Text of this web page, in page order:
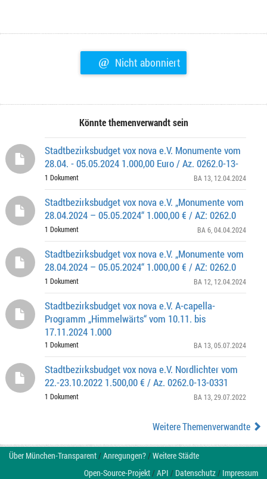
@ Nicht abonniert
Könnte themenverwandt sein
Stadtbezirksbudget vox nova e.V. Monumente vom
28.04. - 05.05.2024 1.000,00 Euro / Az. 0262.0-13-
1 Dokument BA 13 , 12.04.2024
Stadtbezirksbudget vox nova e.V. „Monumente vom
28.04.2024 – 05.05.2024“ 1.000,00 € / AZ: 0262.0
1 Dokument BA 6 , 04.04.2024
Stadtbezirksbudget vox nova e.V. „Monumente vom
28.04.2024 – 05.05.2024“ 1.000,00 € / AZ: 0262.0
1 Dokument BA 12 , 12.04.2024
Stadtbezirksbudget vox nova e.V. A-capella-
Programm „Himmelwärts“ vom 10.11. bis
17.11.2024 1.000
1 Dokument BA 13 , 05.07.2024
Stadtbezirksbudget vox nova e.V. Nordlichter vom
22.-23.10.2022 1.500,00 € / Az. 0262.0-13-0331
1 Dokument BA 13 , 29.07.2022
Weitere Themenverwandte
Über München-Transparent/Anregungen?/Weitere Städte
Open-Source-Projekt/API / Datenschutz/ Impressum